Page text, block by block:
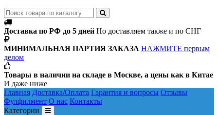
Доставка по РФ до 5 дней Но доставляем также и по СНГ
МИНИМАЛЬНАЯ ПАРТИЯ ЗАКАЗА НАЖМИТЕ первым
делом
Товары в наличии на складе в Москве, а цены как в Китае
И даже ниже
Главная Доставка/Оплата Гарантия и вопросы Отзывы
Фулфилмент О нас Контакты
Категории